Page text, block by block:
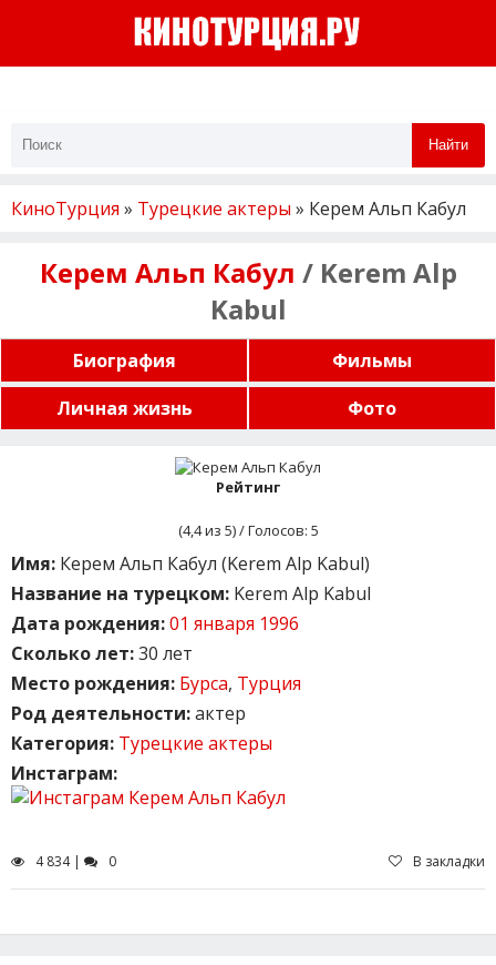
Найти
КиноТурция » Турецкие актеры » Керем Альп Кабул
Керем Альп Кабул / Kerem Alp
Kabul
Биография
Фильмы
Личная жизнь
Фото
Рейтинг
(4,4из 5) / Голосов: 5
Имя: Керем Альп Кабул (Kerem Alp Kabul)
Название на турецком: Kerem Alp Kabul
Дата рождения:01 января 1996
Сколько лет:30 лет
Место рождения: Бурса, Турция
Род деятельности:актер
Категория: Турецкие актеры
Инстаграм:
4 834 | 0 В закладки